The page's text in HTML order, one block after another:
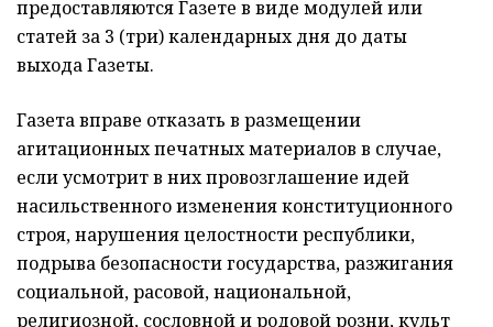
предоставляются Газете в виде модулей или
статей за 3 (три) календарных дня до даты
выхода Газеты.
Газета вправе отказать в размещении
агитационных печатных материалов в случае,
если усмотрит в них провозглашение идей
насильственного изменения конституционного
строя, нарушения целостности республики,
подрыва безопасности государства, разжигания
социальной, расовой, национальной,
религиозной, сословной и родовой розни, культ